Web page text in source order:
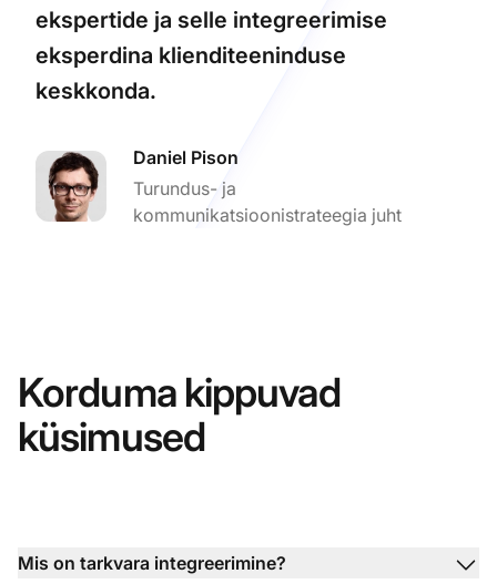
ekspertide ja selle integreerimise
eksperdina klienditeeninduse
keskkonda.
Daniel Pison
Turundus- ja
kommunikatsioonistrateegia juht
Korduma kippuvad
küsimused
Mis on tarkvara integreerimine?